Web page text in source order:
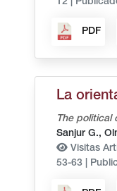
PDF
La
The political
Sanjur G.,
Visitas
53-63